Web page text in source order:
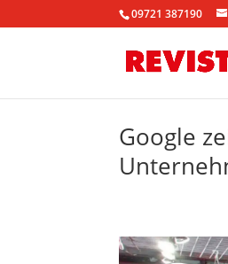
09721 387190
Google